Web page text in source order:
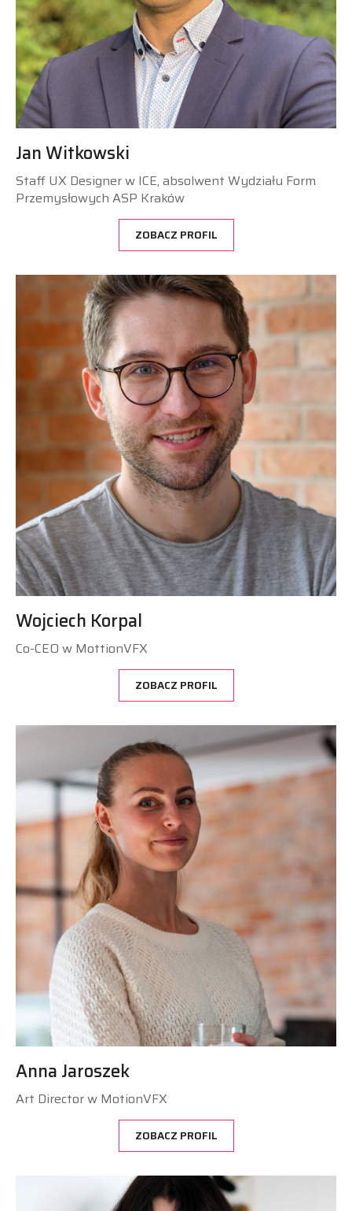
Jan Witkowski
Staff UX Designer w ICE, absolwent Wydziału Form
Przemysłowych ASP Kraków
ZOBACZ PROFIL
Wojciech Korpal
Co-CEO w MottionVFX
ZOBACZ PROFIL
Anna Jaroszek
Art Director w MotionVFX
ZOBACZ PROFIL